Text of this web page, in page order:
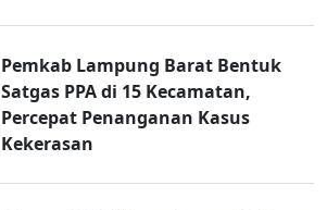
Pemkab Lampung Barat Bentuk
Satgas PPA di 15 Kecamatan,
Percepat Penanganan Kasus
Kekerasan